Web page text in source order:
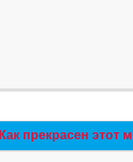
Как прекрасен этот